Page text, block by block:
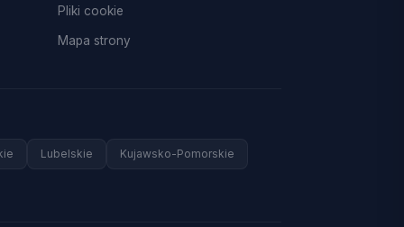
Pliki cookie
Mapa strony
Lubelskie Kujawsko-Pomorskie